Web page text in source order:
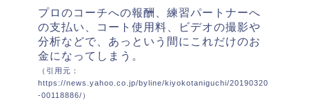
プロのコーチへの報酬、練習パートナーへ
の支払い、コート使用料、ビデオの撮影や
分析などで、あっという間にこれだけのお
金になってしまう。
（引用元：
https://news.yahoo.co.jp/byline/kiyokotaniguchi/20190320
-00118886/）